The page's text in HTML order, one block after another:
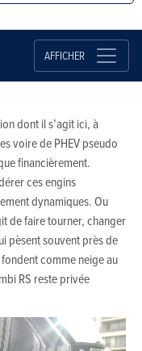
AFFICHER
dont il s’agit ici, à
voire de PHEV pseudo
financièrement.
ces engins
dynamiques. Ou
de faire tourner, changer
pèsent souvent près de
comme neige au
RS reste privée